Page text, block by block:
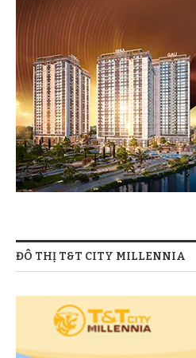
ĐÔ THỊ T&T CITY MILLENNIA